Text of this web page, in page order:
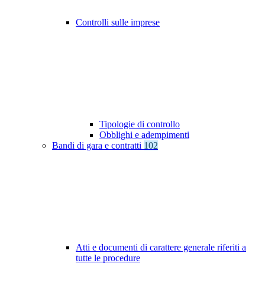
Controlli sulle imprese
Tipologie di controllo
Obblighi e adempimenti
Bandi di gara e contratti 102
Atti e documenti di carattere generale riferiti a
tutte le procedure